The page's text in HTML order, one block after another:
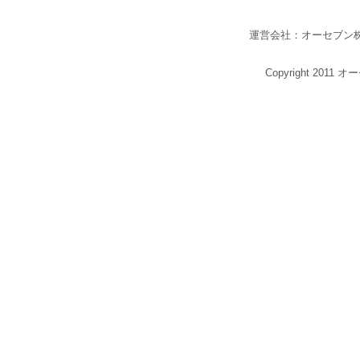
運営会社：オーセブン
Copyright 2011 オ